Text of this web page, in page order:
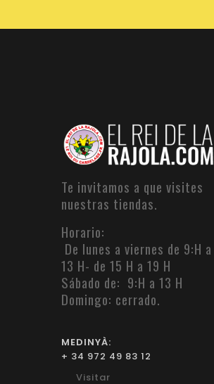
Te invitamos a que visites
nuestras tiendas.
Horario:
De lunes a viernes de 9:H a
13 H- de 15 H a 19 H
Sábado de: 9:H a 13 H
Domingo: cerrado.
MEDINYÀ:
+ 34 972 49 83 12
Visitar